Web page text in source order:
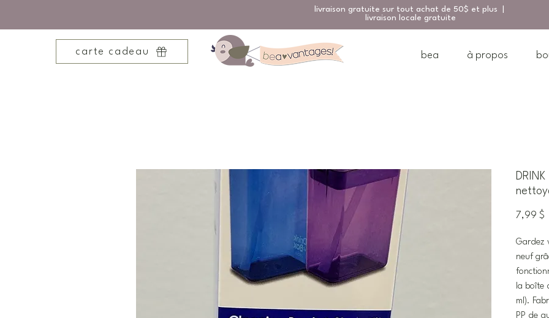
livraison gratuite sur tout achat de 50$ et plus |
livraison locale gratuite
carte cadeau bea à propos
7,99 $
Gardez
neuf
la boîte
ml).
PP de